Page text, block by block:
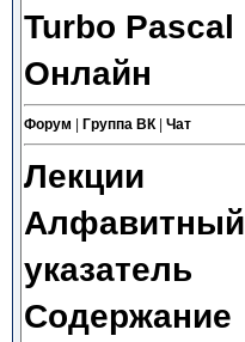
Turbo Pascal
Онлайн
Форум Группа ВК| Чат
Лекции
Алфавитный
указатель
Содержание